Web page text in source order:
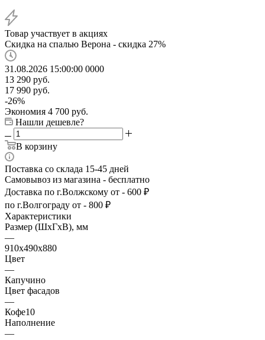
Товар участвует в акциях
Скидка на спалью Верона - скидка 27%
31.08.2026 15:00:00 0000
13 290 руб.
17 990 руб.
-26%
Экономия 4 700 руб.
Нашли дешевле?
В корзину
Поставка со склада 15-45 дней
Самовывоз из магазина - бесплатно
Доставка по г.Волжскому от - 600 ₽
по г.Волгограду от - 800 ₽
Характеристики
Размер (ШхГхВ), мм
—
910х490х880
Цвет
—
Капучино
Цвет фасадов
—
Кофе10
Наполнение
—